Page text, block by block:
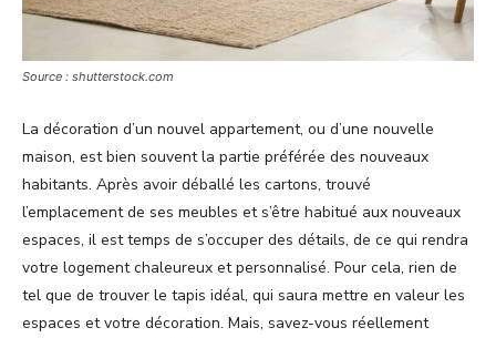
Source : shutterstock.com
La décoration d’un nouvel appartement, ou d’une nouvelle
maison, est bien souvent la partie préférée des nouveaux
habitants. Après avoir déballé les cartons, trouvé
l’emplacement de ses meubles et s’être habitué aux nouveaux
espaces, il est temps de s’occuper des détails, de ce qui rendra
votre logement chaleureux et personnalisé. Pour cela, rien de
tel que de trouver le tapis idéal, qui saura mettre en valeur les
espaces et votre décoration. Mais, savez-vous réellement